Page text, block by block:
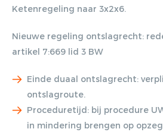
Ketenregeling naar 3x2x6.
Nieuwe regeling ontslagrecht:
artikel 7:669 lid 3 BW
Einde duaal ontslagrecht:
ontslagroute.
Proceduretijd: bij procedure
in mindering brengen op
Gratis E-
magazine